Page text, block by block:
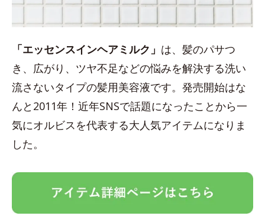
「エッセンスインヘアミルク」 は、髪のパサつ
き、広がり、ツヤ不足などの悩みを解決する洗い
流さないタイプの髪用美容液です。発売開始はな
んと2011年！近年SNSで話題になったことから一
気にオルビスを代表する大人気アイテムになりま
した。